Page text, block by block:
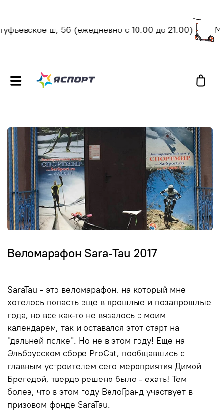
ш, 56 (ежедневно с 10:00 до 21:00)
Веломарафон Sara-Tau 2017
SaraTau - это веломарафон, на который мне
хотелось попасть еще в прошлые и позапрошлые
года, но все как-то не вязалось с моим
календарем, так и оставался этот старт на
"дальней полке". Но не в этом году! Еще на
Эльбрусском сборе ProCat, пообщавшись с
главным устроителем сего мероприятия Димой
Брегедой, твердо решено было - ехать! Тем
более, что в этом году ВелоГранд участвует в
призовом фонде SaraTau.